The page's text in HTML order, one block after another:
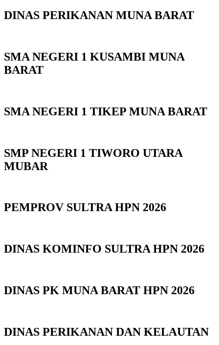
DINAS PERIKANAN MUNA BARAT
SMA NEGERI 1 KUSAMBI MUNA
BARAT
SMA NEGERI 1 TIKEP MUNA BARAT
SMP NEGERI 1 TIWORO UTARA
MUBAR
PEMPROV SULTRA HPN 2026
DINAS KOMINFO SULTRA HPN 2026
DINAS PK MUNA BARAT HPN 2026
DINAS PERIKANAN DAN KELAUTAN